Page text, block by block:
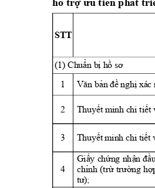
STT
(1) Chuẩn bị hồ sơ
1 Văn bản đề nghị xác
2 Thuyết minh chi tiết
3 Thuyếtminh chi tiết
4
Giấy chứng nhận
chỉnh (trừ trường
tư);